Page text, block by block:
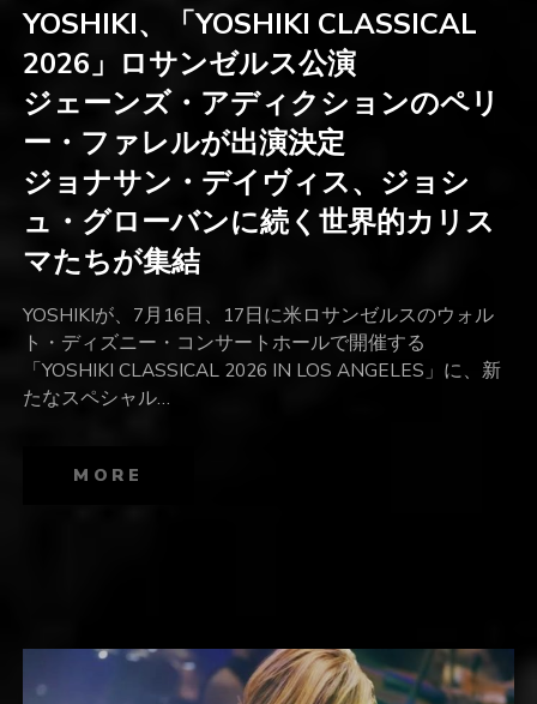
YOSHIKI、「YOSHIKI CLASSICAL
2026」ロサンゼルス公演
ジェーンズ・アディクションのペリ
ー・ファレルが出演決定
ジョナサン・デイヴィス、ジョシ
ュ・グローバンに続く世界的カリス
マたちが集結
YOSHIKIが、7月16日、17日に米ロサンゼルスのウォル
ト・ディズニー・コンサートホールで開催する
「YOSHIKI CLASSICAL 2026 IN LOS ANGELES」に、新
たなスペシャル…
MORE